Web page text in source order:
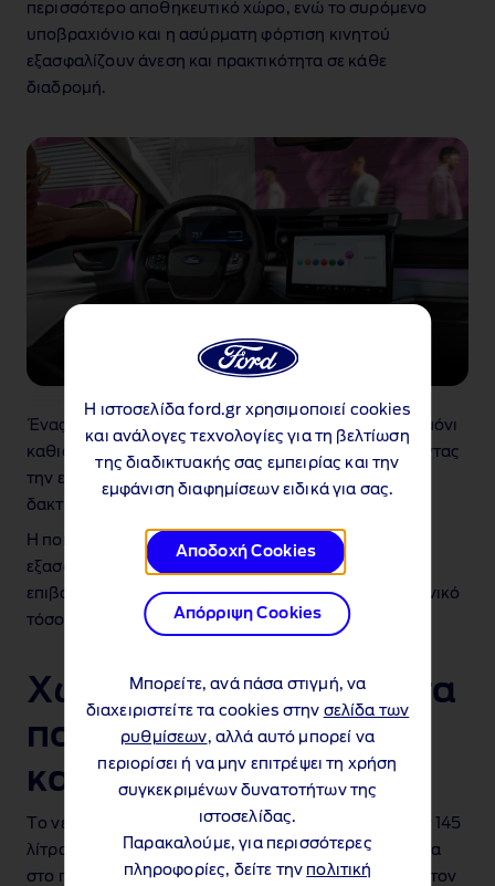
Η ιστοσελίδα ford.gr χρησιμοποιεί cookies
και ανάλογες τεχνολογίες για τη βελτίωση
της διαδικτυακής σας εμπειρίας και την
εμφάνιση διαφημίσεων ειδικά για σας.
Αποδοχή Cookies
Απόρριψη Cookies
Μπορείτε, ανά πάσα στιγμή, να
διαχειριστείτε τα cookies στην σελίδα των
ρυθμίσεων, αλλά αυτό μπορεί να
περιορίσει ή να μην επιτρέψει τη χρήση
συγκεκριμένων δυνατοτήτων της
ιστοσελίδας.
Παρακαλούμε, για περισσότερες
πληροφορίες, δείτε την πολιτική
περισσότερο αποθηκευτικό χώρο, ενώ το συρόμενο
υποβραχιόνιο και η ασύρματη φόρτιση κινητού
εξασφαλίζουν άνεση και πρακτικότητα σε κάθε
διαδρομή.
Ένας ηλεκτρονικός μοχλοδιακόπτης πίσω από το τιμόνι
καθιστά την οδήγηση απλή και ευχάριστη, επιτρέποντας
την εναλλαγή εμπρός/όπισθεν με μια κίνηση των
δακτύλων.
Η ποιότητα κατασκευής και το επίπεδο πάτωμα
εξασφαλίζουν ευρυχωρία και άνεση για όλους τους
επιβάτες, καθιστώντας το νέο Ford Puma Gen‑E ιδανικό
τόσο για την πόλη όσο και για μεγάλα ταξίδια.
Χώροι και πρακτικότητα
που ξεπερνούν την
κατηγορία
Το νέο GigaBox στο πίσω μέρος προσφέρει επιπλέον 145
λίτρα αποθηκευτικού χώρου, φτάνοντας τα 574 λίτρα
στο πορτμπαγκάζ (ή έως 617 λίτρα συνολικά μαζί με τον